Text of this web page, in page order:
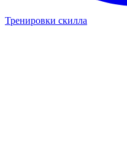
Тренировки скилла